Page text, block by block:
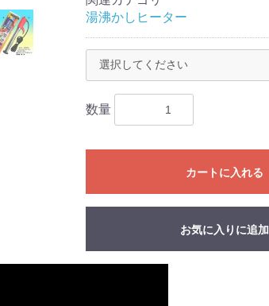
湯沸かしヒーター
数量
カートに入れる
お気に入りに追加